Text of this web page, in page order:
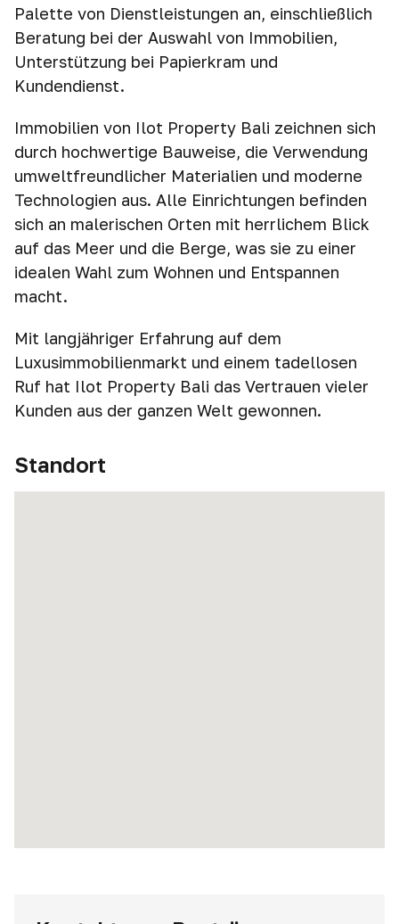
Palette von Dienstleistungen an, einschließlich
Beratung bei der Auswahl von Immobilien,
Unterstützung bei Papierkram und
Kundendienst.
Immobilien von Ilot Property Bali zeichnen sich
durch hochwertige Bauweise, die Verwendung
umweltfreundlicher Materialien und moderne
Technologien aus. Alle Einrichtungen befinden
sich an malerischen Orten mit herrlichem Blick
auf das Meer und die Berge, was sie zu einer
idealen Wahl zum Wohnen und Entspannen
macht.
Mit langjähriger Erfahrung auf dem
Luxusimmobilienmarkt und einem tadellosen
Ruf hat Ilot Property Bali das Vertrauen vieler
Kunden aus der ganzen Welt gewonnen.
Standort